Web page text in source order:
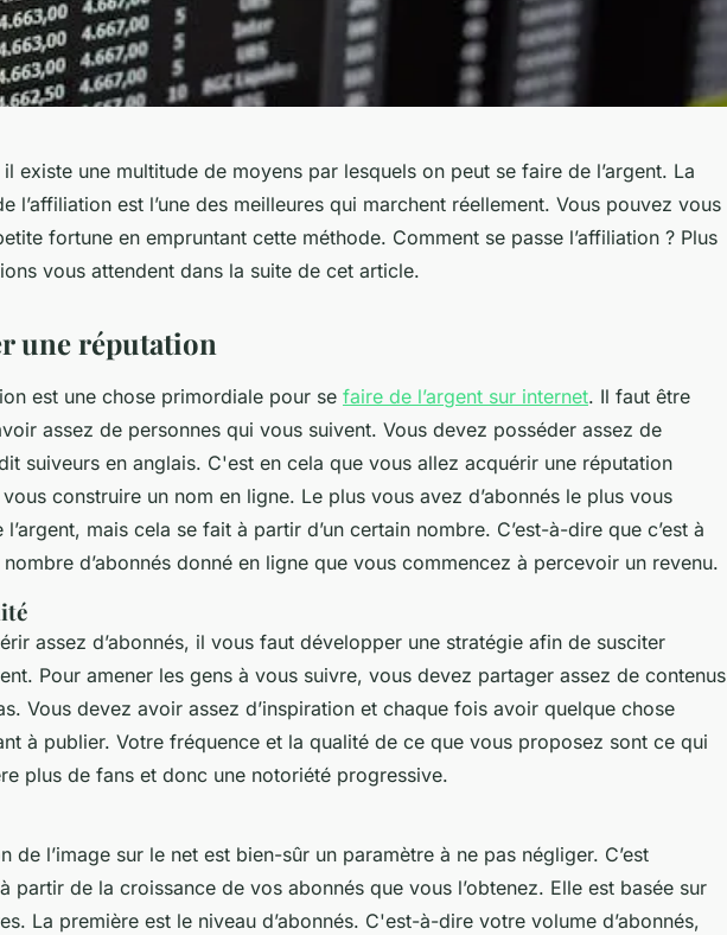
il existe une multitude de moyens par lesquels on peut se faire de l’argent. La
l’affiliation est l’une des meilleures qui marchent réellement. Vous pouvez vous
fortune en empruntant cette méthode. Comment se passe l’affiliation ? Plus
vous attendent dans la suite de cet article.
une réputation
est une chose primordiale pour se faire de l’argent sur internet. Il faut être
assez de personnes qui vous suivent. Vous devez posséder assez de
suiveurs en anglais. C'est en cela que vous allez acquérir une réputation
construire un nom en ligne. Le plus vous avez d’abonnés le plus vous
mais cela se fait à partir d’un certain nombre. C’est-à-dire que c’est à
nombre d’abonnés donné en ligne que vous commencez à percevoir un revenu.
assez d’abonnés, il vous faut développer une stratégie afin de susciter
Pour amener les gens à vous suivre, vous devez partager assez de contenus
Vous devez avoir assez d’inspiration et chaque fois avoir quelque chose
à publier. Votre fréquence et la qualité de ce que vous proposez sont ce qui
plus de fans et donc une notoriété progressive.
de l’image sur le net est bien-sûr un paramètre à ne pas négliger. C’est
partir de la croissance de vos abonnés que vous l’obtenez. Elle est basée sur
La première est le niveau d’abonnés. C'est-à-dire votre volume d’abonnés,